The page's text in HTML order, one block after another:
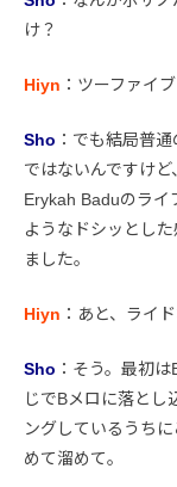
け？
Hiyn ：ツーファイ
Sho ：でも結局普
ではないんですけど
Erykah Baduのライ
ようなドシッとし
ました。
Hiyn ：あと、ライド
Sho ：そう。最初
じでBメロに落とし
ングしているうち
めて溜めて。